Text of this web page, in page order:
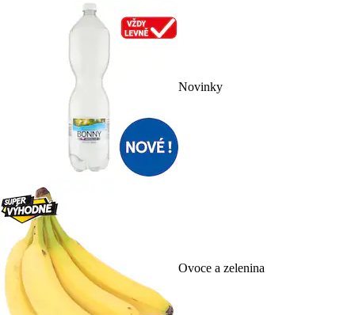
Novinky
Ovoce a zelenina